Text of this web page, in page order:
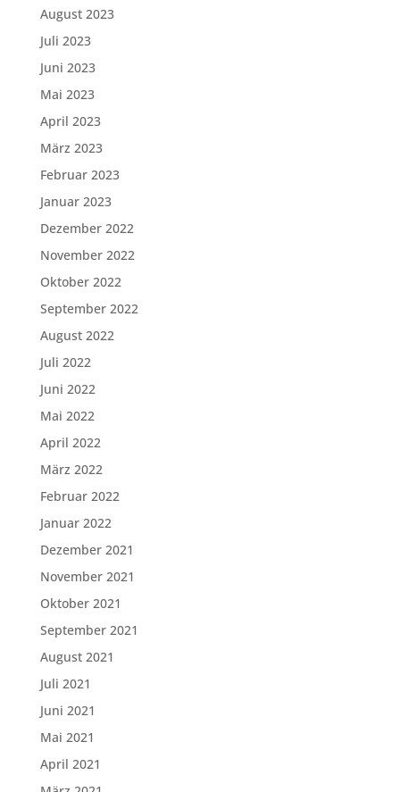
August 2023
Juli 2023
Juni 2023
Mai 2023
April 2023
März 2023
Februar 2023
Januar 2023
Dezember 2022
November 2022
Oktober 2022
September 2022
August 2022
Juli 2022
Juni 2022
Mai 2022
April 2022
März 2022
Februar 2022
Januar 2022
Dezember 2021
November 2021
Oktober 2021
September 2021
August 2021
Juli 2021
Juni 2021
Mai 2021
April 2021